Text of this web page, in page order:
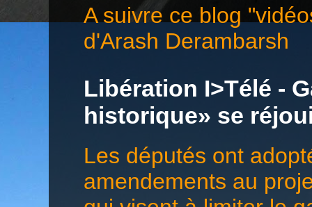
A suivre ce blog
d'Arash Derambarsh
Libération I>Télé -
historique» se
Les députés ont
amendements au